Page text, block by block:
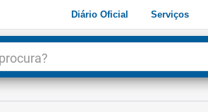
Diário Oficial Serviços